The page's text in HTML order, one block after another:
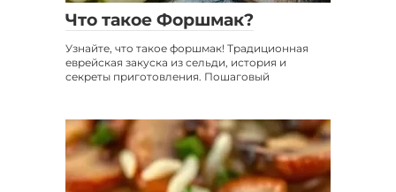
Что такое Форшмак?
Узнайте, что такое форшмак! Традиционная
еврейская закуска из сельди, история и
секреты приготовления. Пошаговый